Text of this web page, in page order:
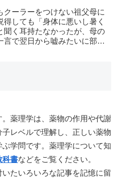
クーラーをつけない祖父母に
得しても「身体に悪いし暑く
聞く耳持たなかったが、母の
言で翌日から嘘みたいに部屋
薬理学は、薬物の作用や代謝
レベルで理解し、正しい薬物
学問です。薬理学について知
科書などをご覧ください。
たいろいろな記事を記憶に留